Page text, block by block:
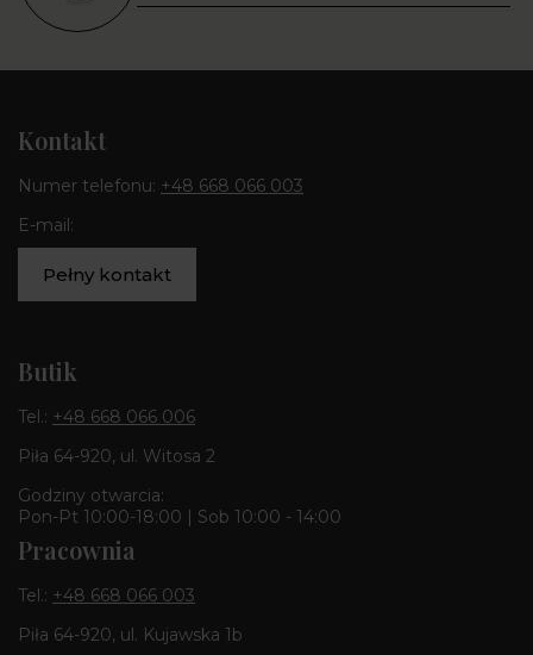
Kontakt
Numer telefonu: +48 668 066 003
E-mail:
Pełny kontakt
Butik
Tel.: +48 668 066 006
Piła 64-920, ul. Witosa 2
Godziny otwarcia:
Pon-Pt 10:00-18:00 | Sob 10:00 - 14:00
Pracownia
Tel.: +48 668 066 003
Piła 64-920, ul. Kujawska 1b